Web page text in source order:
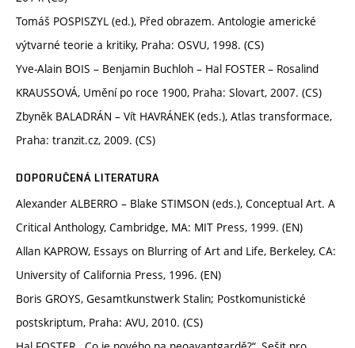
Tomáš POSPISZYL (ed.), Před obrazem. Antologie americké
výtvarné teorie a kritiky, Praha: OSVU, 1998. (CS)
Yve-Alain BOIS – Benjamin Buchloh – Hal FOSTER – Rosalind
KRAUSSOVÁ, Umění po roce 1900, Praha: Slovart, 2007. (CS)
Zbyněk BALADRÁN – Vít HAVRÁNEK (eds.), Atlas transformace,
Praha: tranzit.cz, 2009. (CS)
DOPORUČENÁ LITERATURA
Alexander ALBERRO – Blake STIMSON (eds.), Conceptual Art. A
Critical Anthology, Cambridge, MA: MIT Press, 1999. (EN)
Allan KAPROW, Essays on Blurring of Art and Life, Berkeley, CA:
University of California Press, 1996. (EN)
Boris GROYS, Gesamtkunstwerk Stalin; Postkomunistické
postskriptum, Praha: AVU, 2010. (CS)